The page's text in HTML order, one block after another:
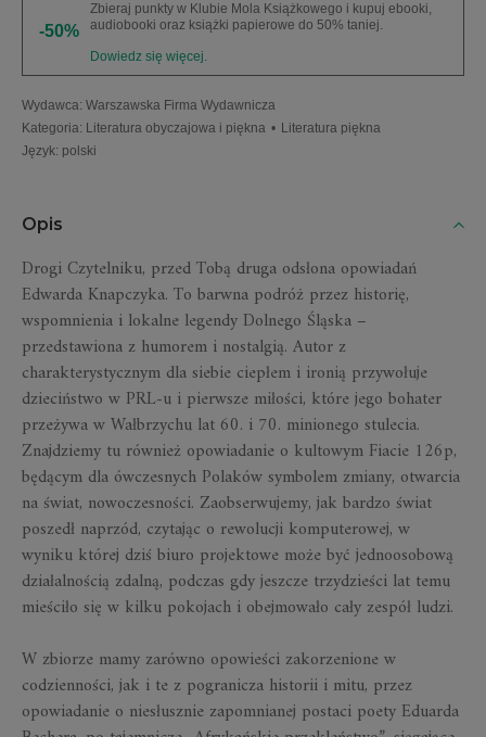
-50%
Zbieraj punkty w Klubie Mola Książkowego i kupuj ebooki,
audiobooki oraz książki papierowe do 50% taniej.
Dowiedz się więcej.
Wydawca: Warszawska Firma Wydawnicza
Kategoria: Literatura obyczajowa i piękna • Literatura piękna
Język: polski
Opis
Drogi Czytelniku, przed Tobą druga odsłona opowiadań
Edwarda Knapczyka. To barwna podróż przez historię,
wspomnienia i lokalne legendy Dolnego Śląska –
przedstawiona z humorem i nostalgią. Autor z
charakterystycznym dla siebie ciepłem i ironią przywołuje
dzieciństwo w PRL-u i pierwsze miłości, które jego bohater
przeżywa w Wałbrzychu lat 60. i 70. minionego stulecia.
Znajdziemy tu również opowiadanie o kultowym Fiacie 126p,
będącym dla ówczesnych Polaków symbolem zmiany, otwarcia
na świat, nowoczesności. Zaobserwujemy, jak bardzo świat
poszedł naprzód, czytając o rewolucji komputerowej, w
wyniku której dziś biuro projektowe może być jednoosobową
działalnością zdalną, podczas gdy jeszcze trzydzieści lat temu
mieściło się w kilku pokojach i obejmowało cały zespół ludzi.
W zbiorze mamy zarówno opowieści zakorzenione w
codzienności, jak i te z pogranicza historii i mitu, przez
opowiadanie o niesłusznie zapomnianej postaci poety Eduarda